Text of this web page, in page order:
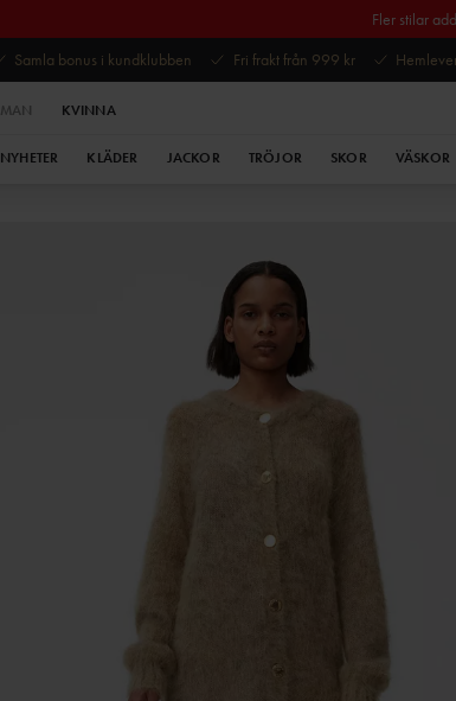
Fler stilar
Samla bonus i kundklubben Fri frakt från 999 kr
MAN KVINNA
NYHETER KLÄDER JACKOR TRÖJOR SKOR VÄSKOR